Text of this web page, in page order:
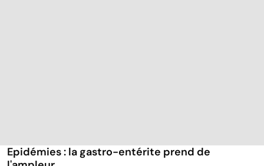
Epidémies : la gastro-entérite prend de